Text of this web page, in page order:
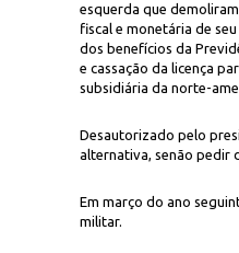
esquerda que
fiscal e monetária de
dos benefícios da
e cassação da licença
subsidiária da norte-
Desautorizado pelo
alternativa, senão pedir
Em março do ano
militar.